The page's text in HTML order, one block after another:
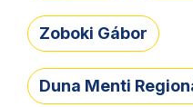
Zoboki Gábor
Duna Menti